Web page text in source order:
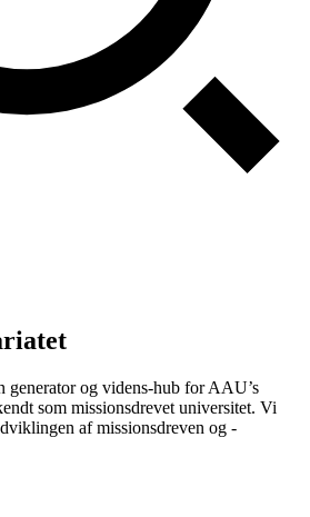
generator og videns-hub for AAU’s
som missionsdrevet universitet. Vi
af missionsdreven og -